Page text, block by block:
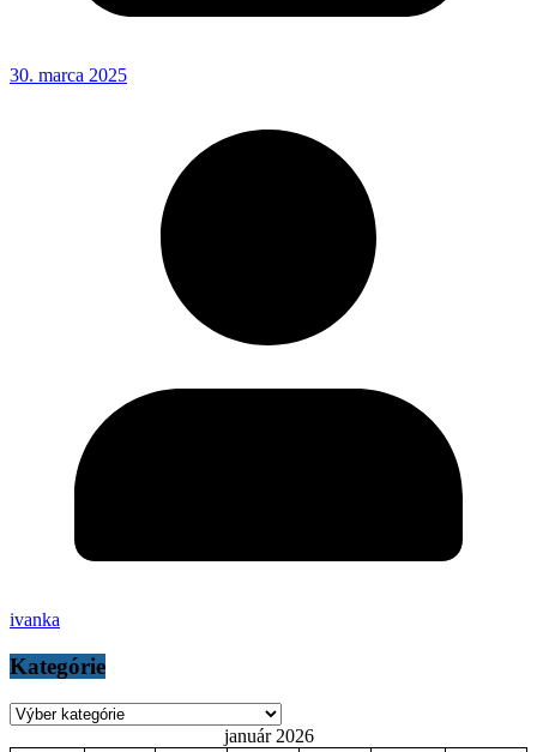
30. marca 2025
ivanka
Kategórie
Kategórie
január 2026